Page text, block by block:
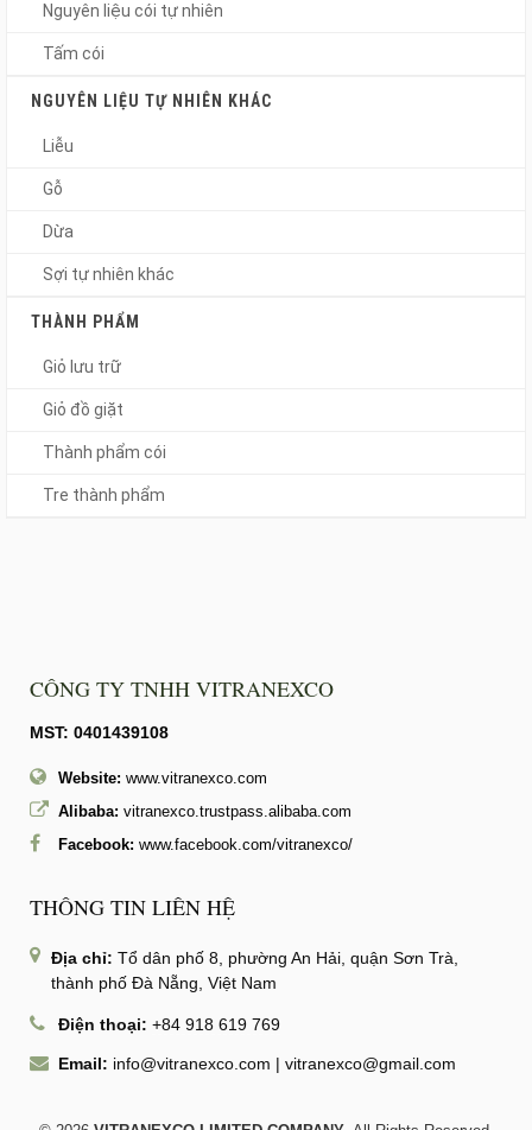
Nguyên liệu cói tự nhiên
Tấm cói
NGUYÊN LIỆU TỰ NHIÊN KHÁC
Liễu
Gỗ
Dừa
Sợi tự nhiên khác
THÀNH PHẨM
Giỏ lưu trữ
Giỏ đồ giặt
Thành phẩm cói
Tre thành phẩm
CÔNG TY TNHH VITRANEXCO
MST: 0401439108
Website: www.vitranexco.com
Alibaba: vitranexco.trustpass.alibaba.com
Facebook: www.facebook.com/vitranexco/
THÔNG TIN LIÊN HỆ
Địa chỉ: Tổ dân phố 8, phường An Hải, quận Sơn Trà,
thành phố Đà Nẵng, Việt Nam
Điện thoại: +84 918 619 769
Email: info@vitranexco.com | vitranexco@gmail.com